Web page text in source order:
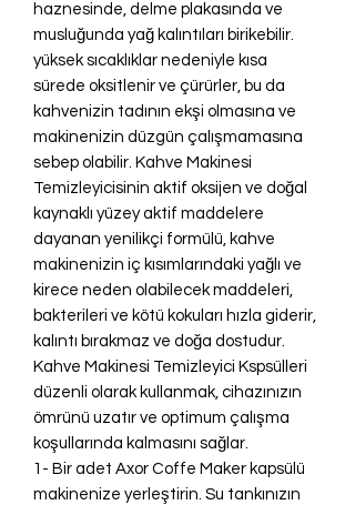
haznesinde, delme plakasında ve
musluğunda yağ kalıntıları birikebilir.
yüksek sıcaklıklar nedeniyle kısa
sürede oksitlenir ve çürürler, bu da
kahvenizin tadının ekşi olmasına ve
makinenizin düzgün çalışmamasına
sebep olabilir. Kahve Makinesi
Temizleyicisinin aktif oksijen ve doğal
kaynaklı yüzey aktif maddelere
dayanan yenilikçi formülü, kahve
makinenizin iç kısımlarındaki yağlı ve
kirece neden olabilecek maddeleri,
bakterileri ve kötü kokuları hızla giderir,
kalıntı bırakmaz ve doğa dostudur.
Kahve Makinesi Temizleyici Kspsülleri
düzenli olarak kullanmak, cihazınızın
ömrünü uzatır ve optimum çalışma
koşullarında kalmasını sağlar.
1- Bir adet Axor Coffe Maker kapsülü
makinenize yerleştirin. Su tankınızın